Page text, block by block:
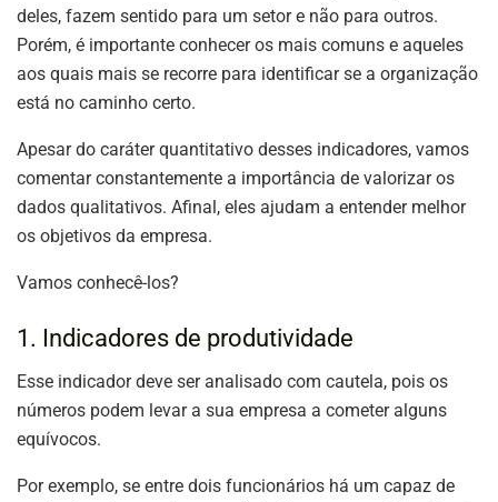
deles, fazem sentido para um setor e não para outros.
Porém, é importante conhecer os mais comuns e aqueles
aos quais mais se recorre para identificar se a organização
está no caminho certo.
Apesar do caráter quantitativo desses indicadores, vamos
comentar constantemente a importância de valorizar os
dados qualitativos. Afinal, eles ajudam a entender melhor
os objetivos da empresa.
Vamos conhecê-los?
1. Indicadores de produtividade
Esse indicador deve ser analisado com cautela, pois os
números podem levar a sua empresa a cometer alguns
equívocos.
Por exemplo, se entre dois funcionários há um capaz de